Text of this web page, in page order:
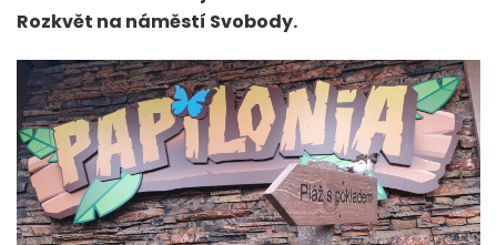
Rozkvět na náměstí Svobody.